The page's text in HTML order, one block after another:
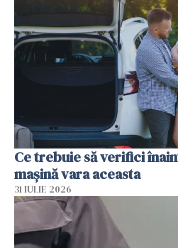
Ce trebuie să verifici
mașină vara aceasta
31 IULIE 2026